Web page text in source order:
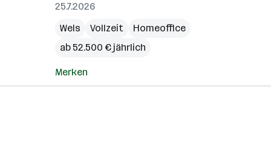
25.7.2026
Wels
Vollzeit
Homeoffice
ab 52.500 € jährlich
Merken